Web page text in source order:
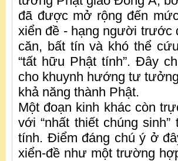
đã được mở rộng đến
xiển đề - hạng người trước
căn, bất tín và khó thể
“tất hữu Phật tính”. Đây
cho khuynh hướng tư
khả năng thành Phật.
Một đoạn kinh khác còn
với “nhất thiết chúng
tính. Điểm đáng chú ý ở
xiển-đề như một trường